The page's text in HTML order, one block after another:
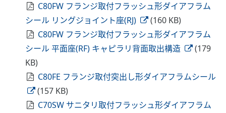
C80FW フランジ取付フラッシュ形ダイアフラム
シール リングジョイント座(RJ)
(160 KB)
C80FW フランジ取付フラッシュ形ダイアフラム
シール 平面座(RF) キャピラリ背面取出構造
(179
KB)
C80FE フランジ取付突出し形ダイアフラムシール
(157 KB)
C70SW サニタリ取付フラッシュ形ダイアフラム